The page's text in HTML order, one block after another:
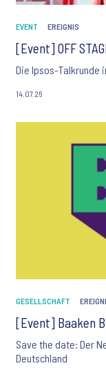
EVENT EREIGNIS
[Event] OFF
Die Ipsos-Talkrunde
14.07.26
GESELLSCHAFT
[Event] Baaken
Save the date: Der
Deutschland